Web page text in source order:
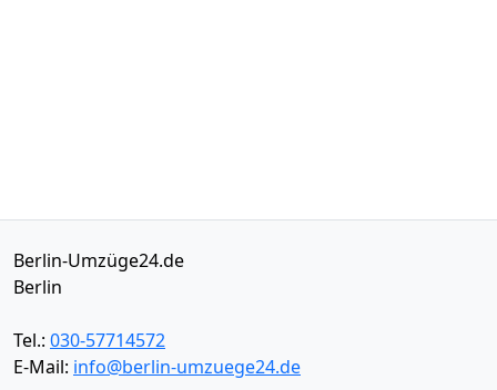
Berlin-Umzüge24.de
Berlin
Tel.: 030-57714572
E-Mail: info@berlin-umzuege24.de